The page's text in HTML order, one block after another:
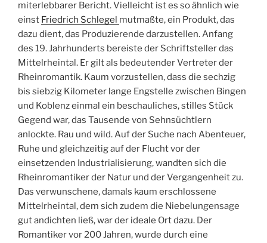
miterlebbarer Bericht. Vielleicht ist es so ähnlich wie
einst Friedrich Schlegel mutmaßte, ein Produkt, das
dazu dient, das Produzierende darzustellen. Anfang
des 19. Jahrhunderts bereiste der Schriftsteller das
Mittelrheintal. Er gilt als bedeutender Vertreter der
Rheinromantik. Kaum vorzustellen, dass die sechzig
bis siebzig Kilometer lange Engstelle zwischen Bingen
und Koblenz einmal ein beschauliches, stilles Stück
Gegend war, das Tausende von Sehnsüchtlern
anlockte. Rau und wild. Auf der Suche nach Abenteuer,
Ruhe und gleichzeitig auf der Flucht vor der
einsetzenden Industrialisierung, wandten sich die
Rheinromantiker der Natur und der Vergangenheit zu.
Das verwunschene, damals kaum erschlossene
Mittelrheintal, dem sich zudem die Niebelungensage
gut andichten ließ, war der ideale Ort dazu. Der
Romantiker vor 200 Jahren, wurde durch eine